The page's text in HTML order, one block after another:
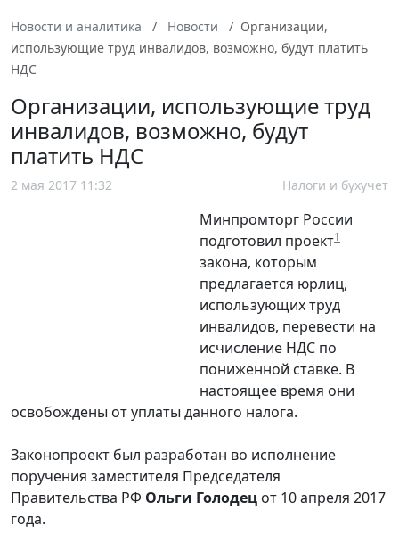
Новости и аналитика Новости
Организации,
использующие труд инвалидов, возможно, будут платить
НДС
Организации, использующие труд
инвалидов, возможно, будут
платить НДС
2 мая 2017 11:32 Налоги и бухучет
Минпромторг России
подготовил проект1
закона, которым
предлагается юрлиц,
использующих труд
инвалидов, перевести на
исчисление НДС по
пониженной ставке. В
настоящее время они
освобождены от уплаты данного налога.
Законопроект был разработан во исполнение
поручения заместителя Председателя
Правительства РФ Ольги Голодец от 10 апреля 2017
года.